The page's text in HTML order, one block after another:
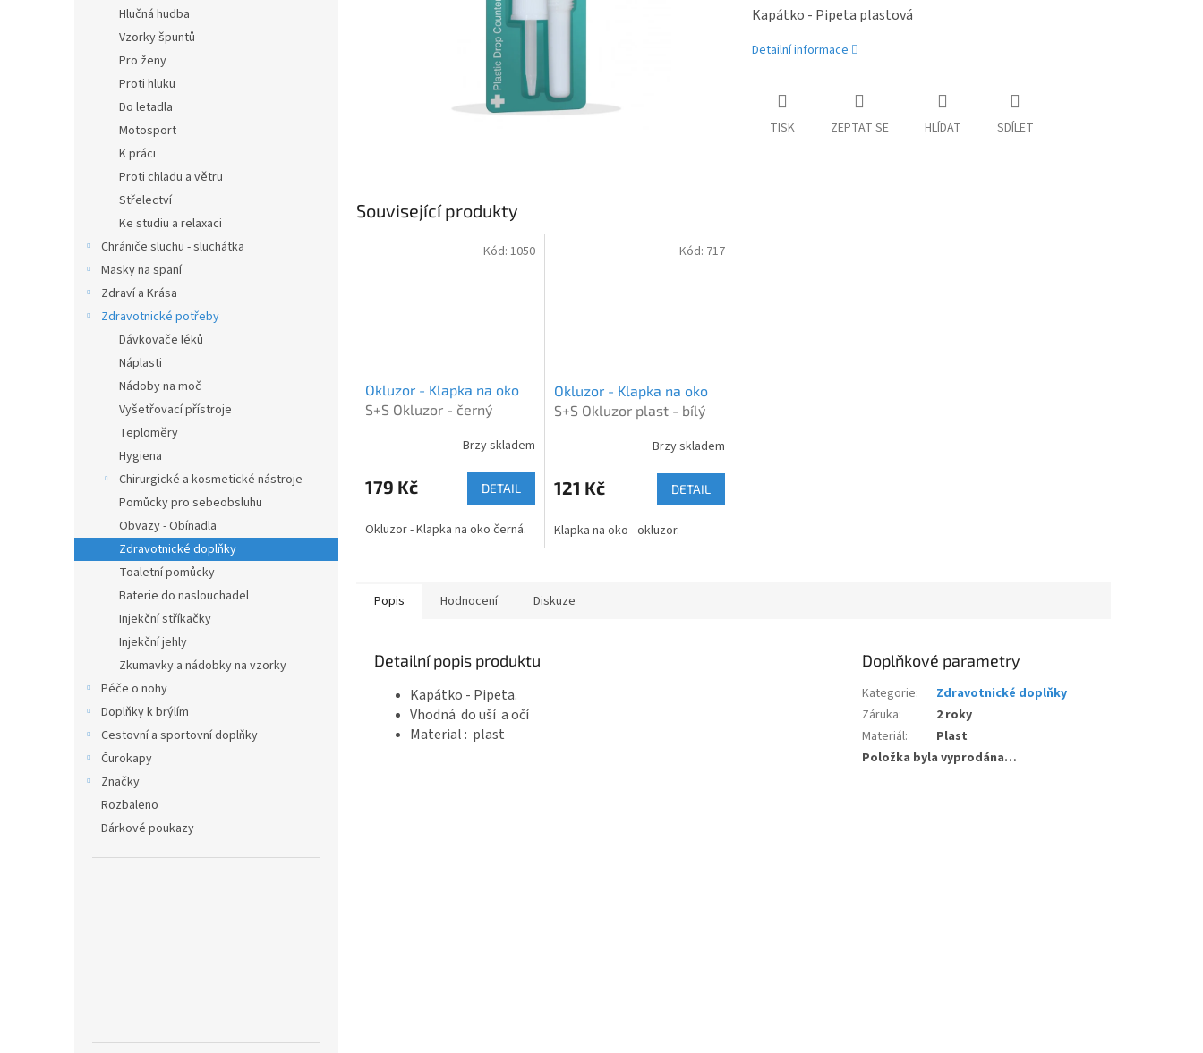
Hlučná hudba
Vzorky špuntů
Pro ženy
Proti hluku
Do letadla
Motosport
K práci
Proti chladu a větru
Střelectví
Ke studiu a relaxaci
Chrániče sluchu - sluchátka
Masky na spaní
Zdraví a Krása
Zdravotnické potřeby
Dávkovače léků
Náplasti
Nádoby na moč
Vyšetřovací přístroje
Teploměry
Hygiena
Chirurgické a kosmetické nástroje
Pomůcky pro sebeobsluhu
Obvazy - Obínadla
Zdravotnické doplňky
Toaletní pomůcky
Baterie do naslouchadel
Injekční stříkačky
Injekční jehly
Zkumavky a nádobky na vzorky
Péče o nohy
Doplňky k brýlím
Cestovní a sportovní doplňky
Čurokapy
Značky
Rozbaleno
Dárkové poukazy
Kapátko - Pipeta plastová
Detailní informace
TISK ZEPTAT SE HLÍDAT SDÍLET
Související produkty
Okluzor - Klapka na oko
S+S Okluzor - černý
Brzy skladem
179 Kč DETAIL
Okluzor - Klapka na oko černá.
Kód: 1050
Okluzor - Klapka na oko
S+S Okluzor plast - bílý
Brzy skladem
121 Kč DETAIL
Klapka na oko - okluzor.
Kód: 717
Popis Hodnocení Diskuze
Detailní popis produktu
Kapátko - Pipeta.
Vhodná do uší a očí
Material : plast
Doplňkové parametry
Kategorie:
Zdravotnické doplňky
Záruka:
2 roky
Materiál:
Plast
Položka byla vyprodána…